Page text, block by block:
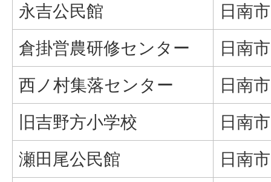
永吉公民館
日南
倉掛営農研修センター
日南
西ノ村集落センター
日南
旧吉野方小学校
日南
瀬田尾公民館
日南